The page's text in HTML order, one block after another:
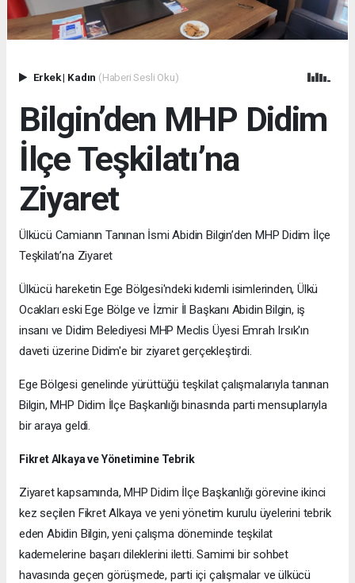
Erkek| Kadın (Haberi Sesli Oku)
Bilgin’den MHP Didim
İlçe Teşkilatı’na
Ziyaret
Ülkücü Camianın Tanınan İsmi Abidin Bilgin’den MHP Didim İlçe
Teşkilatı’na Ziyaret
Ülkücü hareketin Ege Bölgesi'ndeki kıdemli isimlerinden, Ülkü
Ocakları eski Ege Bölge ve İzmir İl Başkanı Abidin Bilgin, iş
insanı ve Didim Belediyesi MHP Meclis Üyesi Emrah Irsık'ın
daveti üzerine Didim'e bir ziyaret gerçekleştirdi.
Ege Bölgesi genelinde yürüttüğü teşkilat çalışmalarıyla tanınan
Bilgin, MHP Didim İlçe Başkanlığı binasında parti mensuplarıyla
bir araya geldi.
Fikret Alkaya ve Yönetimine Tebrik
Ziyaret kapsamında, MHP Didim İlçe Başkanlığı görevine ikinci
kez seçilen Fikret Alkaya ve yeni yönetim kurulu üyelerini tebrik
eden Abidin Bilgin, yeni çalışma döneminde teşkilat
kademelerine başarı dileklerini iletti. Samimi bir sohbet
havasında geçen görüşmede, parti içi çalışmalar ve ülkücü